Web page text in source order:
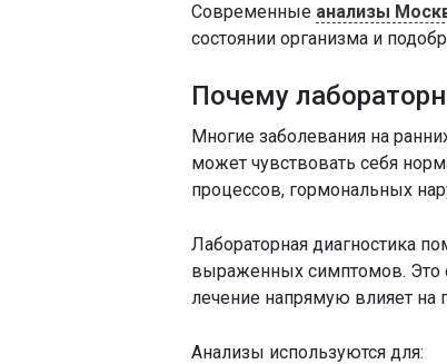
Современные анализы
состоянии организма и
Почему
Многие заболевания на
может чувствовать себя
процессов, гормональных
Лабораторная диагностика
выраженных симптомов. Это
лечение напрямую влияет на
Анализы используются для: